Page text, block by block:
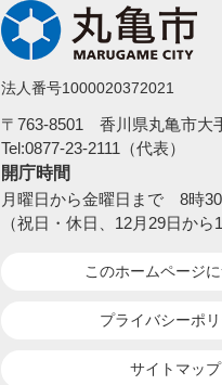
法人番号1000020372021
〒763-8501 香川県丸亀市大
Tel:0877-23-2111（代表）
開庁時間
月曜日から金曜日まで 8時
（祝日・休日、12月29日から
このホームページ
プライバシーポ
サイトマップ